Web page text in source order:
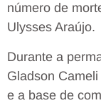
número de
Ulysses Araújo.
Durante a
Gladson
e a base de